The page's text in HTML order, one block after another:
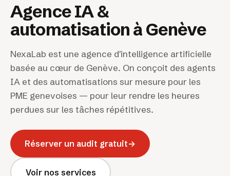
Agence IA &
automatisation à Genève
NexaLab est une agence d'intelligence artificielle
basée au cœur de Genève. On conçoit des agents
IA et des automatisations sur mesure pour les
PME genevoises — pour leur rendre les heures
perdues sur les tâches répétitives.
Réserver un audit gratuit→
Voir nos services